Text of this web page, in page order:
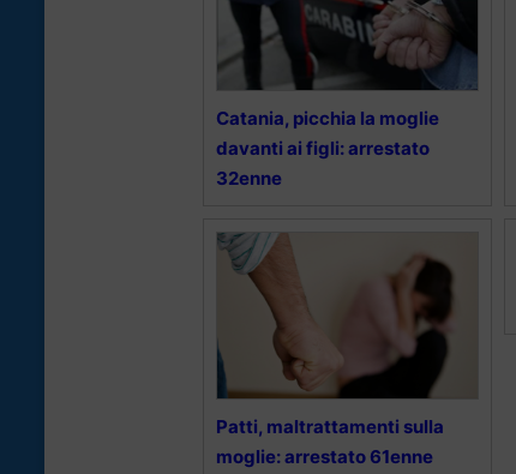
Catania, picchia la moglie
davanti ai figli: arrestato
32enne
Patti, maltrattamenti sulla
moglie: arrestato 61enne